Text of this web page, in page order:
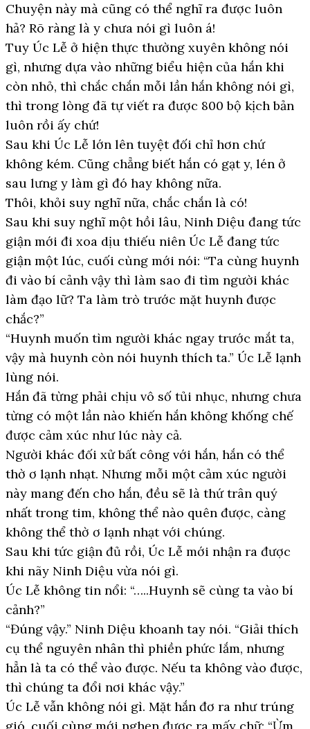
Chuyện này mà cũng có thể nghĩ ra được luôn
hả? Rõ ràng là y chưa nói gì luôn á!
Tuy Úc Lễ ở hiện thực thường xuyên không nói
gì, nhưng dựa vào những biểu hiện của hắn khi
còn nhỏ, thì chắc chắn mỗi lần hắn không nói gì,
thì trong lòng đã tự viết ra được 800 bộ kịch bản
luôn rồi ấy chứ!
Sau khi Úc Lễ lớn lên tuyệt đối chỉ hơn chứ
không kém. Cũng chẳng biết hắn có gạt y, lén ở
sau lưng y làm gì đó hay không nữa.
Thôi, khỏi suy nghĩ nữa, chắc chắn là có!
Sau khi suy nghĩ một hồi lâu, Ninh Diệu đang tức
giận mới đi xoa dịu thiếu niên Úc Lễ đang tức
giận một lúc, cuối cùng mới nói: “Ta cùng huynh
đi vào bí cảnh vậy thì làm sao đi tìm người khác
làm đạo lữ? Ta làm trò trước mặt huynh được
chắc?”
“Huynh muốn tìm người khác ngay trước mắt ta,
vậy mà huynh còn nói huynh thích ta.” Úc Lễ lạnh
lùng nói.
Hắn đã từng phải chịu vô số tủi nhục, nhưng chưa
từng có một lần nào khiến hắn không khống chế
được cảm xúc như lúc này cả.
Người khác đối xử bất công với hắn, hắn có thể
thờ ơ lạnh nhạt. Nhưng mỗi một cảm xúc người
này mang đến cho hắn, đều sẽ là thứ trân quý
nhất trong tim, không thể nào quên được, càng
không thể thờ ơ lạnh nhạt với chúng.
Sau khi tức giận đủ rồi, Úc Lễ mới nhận ra được
khi nãy Ninh Diệu vừa nói gì.
Úc Lễ không tin nổi: “…..Huynh sẽ cùng ta vào bí
cảnh?”
“Đúng vậy.” Ninh Diệu khoanh tay nói. “Giải thích
cụ thể nguyên nhân thì phiền phức lắm, nhưng
hẳn là ta có thể vào được. Nếu ta không vào được,
thì chúng ta đổi nơi khác vậy.”
Úc Lễ vẫn không nói gì. Mặt hắn đơ ra như trúng